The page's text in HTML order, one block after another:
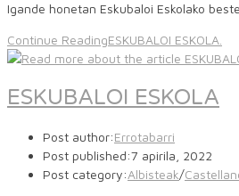
Igande honetan Eskubaloi Eskolako
Continue ReadingESKUBALOI ESKOLA.
ESKUBALOI ESKOLA
Post author:Errotabarri
Post published:7 apirila, 2022
Post category:Albisteak/